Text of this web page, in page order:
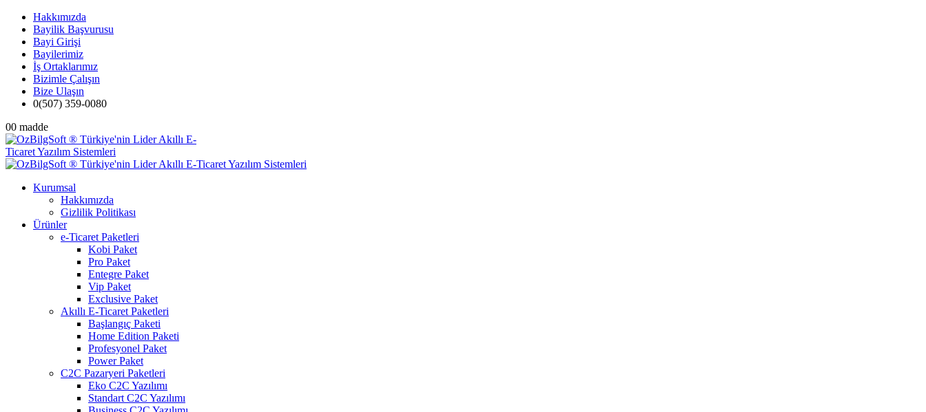
Hakkımızda
Bayilik Başvurusu
Bayi Girişi
Bayilerimiz
İş Ortaklarımız
Bizimle Çalışın
Bize Ulaşın
0(507) 359-0080
00 madde
Kurumsal
Hakkımızda
Gizlilik Politikası
Ürünler
e-Ticaret Paketleri
Kobi Paket
Pro Paket
Entegre Paket
Vip Paket
Exclusive Paket
Akıllı E-Ticaret Paketleri
Başlangıç Paketi
Home Edition Paketi
Profesyonel Paket
Power Paket
C2C Pazaryeri Paketleri
Eko C2C Yazılımı
Standart C2C Yazılımı